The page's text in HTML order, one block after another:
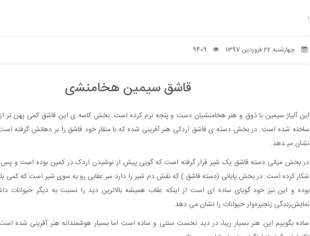
.
چهارشنبه 22 فروردین 1397 9409
قاشق سیمین ﻫﺨﺎﻣﻨﺸی
ﺍﯾﻦ ﺁﻟﯿﺎﮊ ﺳﯿﻤﯿﻦ ﺑﺎ ﺫﻭﻕ ﻭ ﻫﻨﺮ ﻫﺨﺎﻣﻨﺸﯿﺎﻥ ﺩﺳﺖ ﻭ ﭘﻨﺠﻪ ﻧﺮﻡ ﮐﺮﺩﻩ ﺍﺳﺖ. ﺑﺨﺶ ﮐﺎﺳﻪ ﯼ ﺍﯾﻦ ﻗﺎﺷﻖ ﮐﻤﯽ ﭘﻬﻦ ﺗﺮ
ﺳﺎﺧﺘﻪ ﺷﺪﻩ ﺍﺳﺖ. ﺩﺭ ﺑﺨﺶ ﺩﺳﺘﻪ ﯼ ﻗﺎﺷﻖ ﺍﺭﺩﮐﯽ ﻫﻨﺮ ﺁﻓﺮﯾﻨﯽ ﺷﺪﻩ ﮐﻪ ﺑﺎ ﻣﻨﻘﺎﺭ ﺧﻮﺩ ﻗﺎﺷﻖ ﺭﺍ ﺑﺮ ﺩﻫﺎﻧﺶ ﮔﺮﻓﺘﻪ
ﻧﺸﺎﻥ ﻣﯿ ﺪﻫﺪ.
ﺩﺭ ﺑﺨﺶ ﻣﯿﺎﻧﯽ ﺩﺳﺘﻪ ﻗﺎﺷﻖ ﯾﮏ ﺷﯿﺮ ﻗﺮﺍﺭ ﮔﺮﻓﺘﻪ ﺍﺳﺖ ﮐﻪ ﮔﻮﯾﯽ ﭘﯿﺶ ﺍﺯ ﻧﻮﺷﯿﺪﻥ ﺍﺭﺩﮎ ﺩﺭ ﮐﻤﯿﻦ ﺑﻮﺩﻩ ﺍﺳﺖ ﻭ ﭘﺲ
ﺷﮑﺎﺭ ﮐﺮﺩﻩ ﺍﺳﺖ. ﺩﺭ ﺑﺨﺶ ﭘﺎﯾﺎﻧﯽ (ﺩﺳﺘﻪ ﻗﺎﺷﻖ ) ﮐﻪ ﻧﻘﺶ ﺩﻡ ﺷﯿﺮ ﺭﺍ ﺩﺍﺭﺩ ﺳﺮ ﻋﻘﺎﺑﯽ ﺭﻭ ﺑﻪ ﺳﻮﯼ ﺷﯿﺮ ﺍﺳﺖ ﮐﻪ ﮐﻤﯽ
بوده و ﺍﯾﻦ ﻧﯿﺰ ﺧﻮﺩ ﮔﻮﯾﺎﯼ ﺳﺎﺩﻩ ﺍﯼ ﺍﺳﺖ ﺍﺯ ﺍﯾﻨﮑﻪ ﻋﻘﺎﺏ ﻫﻤﯿﺸﻪ ﺑﺎﻻﺗﺮﯾﻦ ﺩﯾﺪ ﺭﺍ ﻧﺴﺒﺖ ﺑﻪ ﺩﯾﮕﺮ ﺣﯿﻮﺍﻧﺎﺕ
ﻧﻤﺎﯾﺶﺯﻧﺪﮔﯽ ﺯﻧﺠﯿﺮﻩﻭﺍﺭ ﺣﯿﻮﺍﻧﺎﺕ ﺭﺍ ﻧﺸﺎﻥ می دهد.
ﺳﺎﺩﻩ ﺑﮕﻮﯾﯿﻢ ﺍﯾﻦ ﻫﻨﺮ ﺑﺴﯿﺎﺭ ﺯﯾﺒﺎ، ﺩﺭ ﺩﯾﺪ ﻧﺨﺴﺖ ﺳﻨﺘﯽ ﻭ ﺳﺎﺩﻩ ﺍﺳﺖ ﺍﻣﺎ ﺑﺴﯿﺎﺭ ﻫﻮﺷﻤﻨﺪﺍﻧﻪ ﻫﻨﺮ ﺁﻓﺮﯾﻨﯽ ﺷﺪﻩ